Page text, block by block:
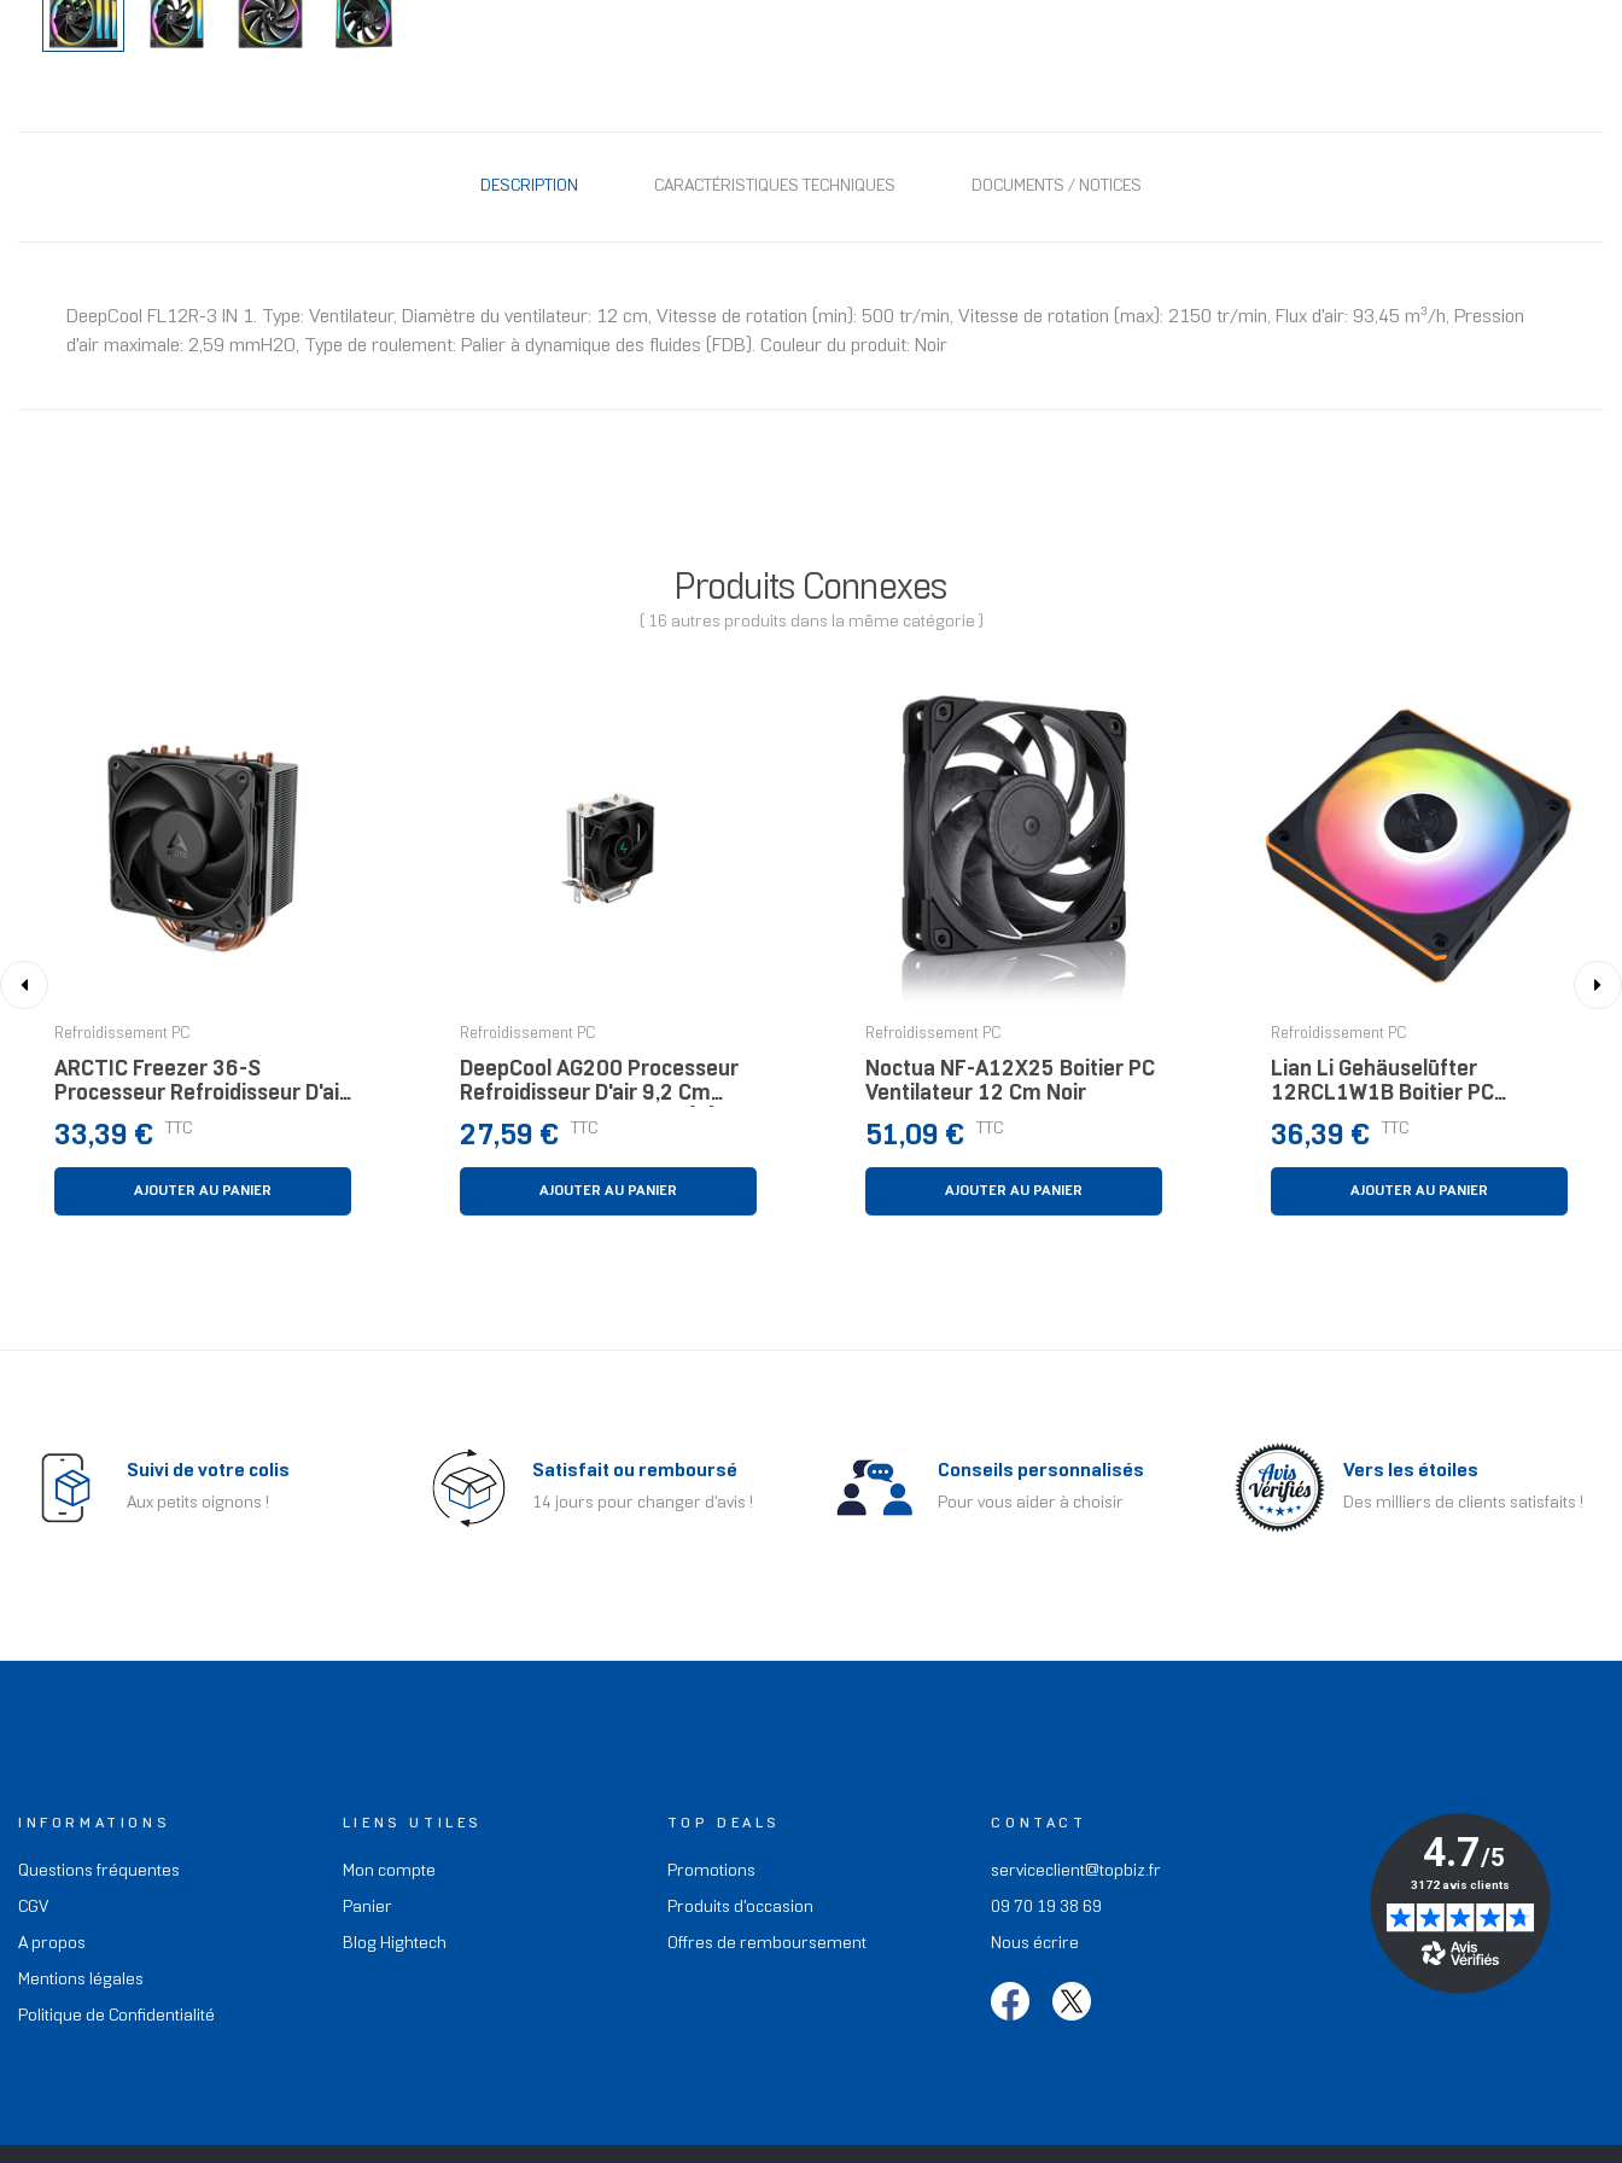
DESCRIPTION CARACTÉRISTIQUES TECHNIQUES DOCUMENTS / NOTICES
DeepCool FL12R-3 IN 1. Type: Ventilateur, Diamètre du ventilateur: 12 cm, Vitesse de rotation (min): 500 tr/min, Vitesse de rotation (max): 2150 tr/min, Flux d'air: 93,45 m³/h, Pression
d'air maximale: 2,59 mmH2O, Type de roulement: Palier à dynamique des fluides (FDB). Couleur du produit: Noir
Produits Connexes
( 16 autres produits dans la même catégorie )
Refroidissement PC
ARCTIC Freezer 36-S
Processeur Refroidisseur D'air
12 Cm Noir, Acier Inoxydable 1
Pièce(s)
Prix
33,39 € TTC
AJOUTER AU PANIER
Refroidissement PC
DeepCool AG200 Processeur
Refroidisseur D'air 9,2 Cm
Aluminium, Noir 1 Pièce(s)
Prix
27,59 € TTC
AJOUTER AU PANIER
Refroidissement PC
Noctua NF-A12X25 Boitier PC
Ventilateur 12 Cm Noir
Prix
51,09 € TTC
AJOUTER AU PANIER
Refroidissement PC
Lian Li Gehäuselüfter
12RCL1W1B Boitier PC
Ventilateur 12 Cm Noir
Prix
36,39 € TTC
AJOUTER AU PANIER
Suivi de votre colis
Aux petits oignons !
Satisfait ou remboursé
14 jours pour changer d'avis !
Conseils personnalisés
Pour vous aider à choisir
Vers les étoiles
Des milliers de clients satisfaits !
INFORMATIONS
Questions fréquentes
CGV
A propos
Mentions légales
Politique de Confidentialité
LIENS UTILES
Mon compte
Panier
Blog Hightech
TOP DEALS
Promotions
Produits d'occasion
Offres de remboursement
CONTACT
serviceclient@topbiz.fr
09 70 19 38 69
Nous écrire